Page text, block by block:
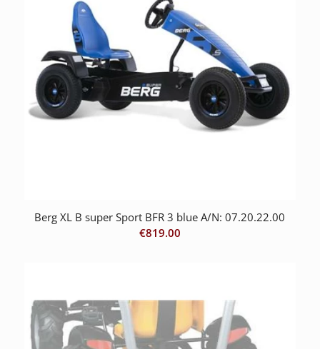
Berg XL B super Sport BFR 3 blue A/N: 07.20.22.00
€819.00